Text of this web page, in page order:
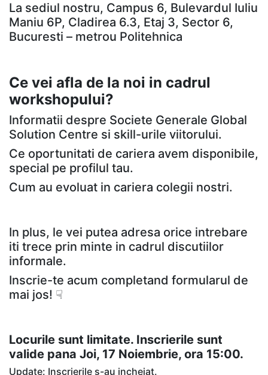
La sediul nostru, Campus 6, Bulevardul Iuliu
Maniu 6P, Cladirea 6.3, Etaj 3, Sector 6,
Bucuresti – metrou Politehnica
Ce vei afla de la noi in cadrul
workshopului?
Informatii despre Societe Generale Global
Solution Centre si skill-urile viitorului.
Ce oportunitati de cariera avem disponibile,
special pe profilul tau.
Cum au evoluat in cariera colegii nostri.
In plus, le vei putea adresa orice intrebare
iti trece prin minte in cadrul discutiilor
informale.
Inscrie-te acum completand formularul de
mai jos! ☟
Locurile sunt limitate. Inscrierile sunt
valide pana Joi, 17 Noiembrie, ora 15:00.
Update: Inscrierile s-au incheiat.